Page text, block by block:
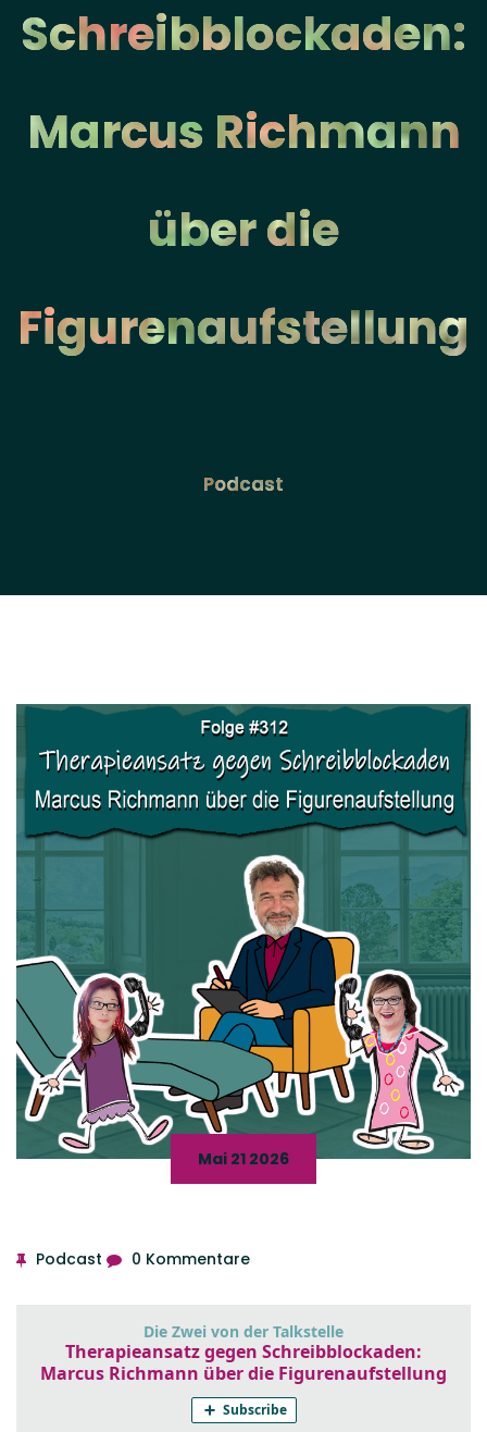
Schreibblockaden:
Marcus Richmann
über die
Figurenaufstellung
Podcast
Mai 21 2026
Podcast 0 Kommentare